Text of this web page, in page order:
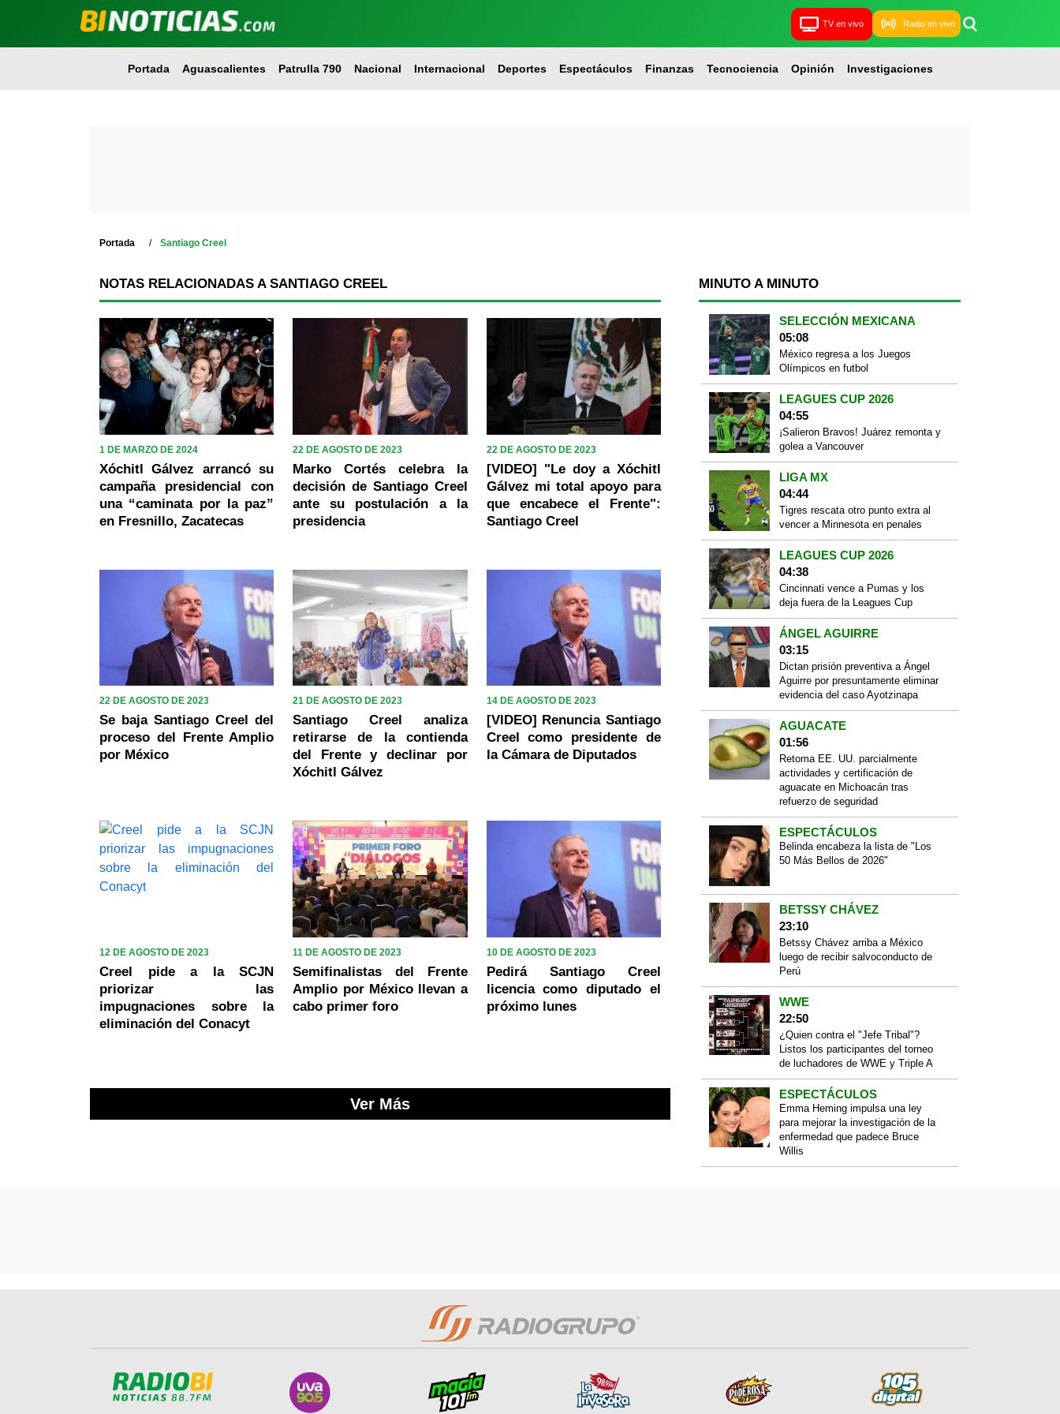
TV en vivo Radio en vivo
Portada Aguascalientes Patrulla 790 Nacional Internacional Deportes Espectáculos Finanzas Tecnociencia Opinión Investigaciones
Portada Santiago Creel
NOTAS RELACIONADAS A SANTIAGO CREEL
1 DE MARZO DE 2024
Xóchitl Gálvez arrancó su
campaña presidencial con
una “caminata por la paz”
en Fresnillo, Zacatecas
22 DE AGOSTO DE 2023
Marko Cortés celebra la
decisión de Santiago Creel
ante su postulación a la
presidencia
22 DE AGOSTO DE 2023
[VIDEO] "Le doy a Xóchitl
Gálvez mi total apoyo para
que encabece el Frente":
Santiago Creel
22 DE AGOSTO DE 2023
Se baja Santiago Creel del
proceso del Frente Amplio
por México
21 DE AGOSTO DE 2023
Santiago Creel analiza
retirarse de la contienda
del Frente y declinar por
Xóchitl Gálvez
14 DE AGOSTO DE 2023
[VIDEO] Renuncia Santiago
Creel como presidente de
la Cámara de Diputados
12 DE AGOSTO DE 2023
Creel pide a la SCJN
priorizar las
impugnaciones sobre la
eliminación del Conacyt
11 DE AGOSTO DE 2023
Semifinalistas del Frente
Amplio por México llevan a
cabo primer foro
10 DE AGOSTO DE 2023
Pedirá Santiago Creel
licencia como diputado el
próximo lunes
Ver Más
MINUTO A MINUTO
SELECCIÓN MEXICANA
05:08
México regresa a los Juegos
Olímpicos en futbol
LEAGUES CUP 2026
04:55
¡Salieron Bravos! Juárez remonta y
golea a Vancouver
LIGA MX
04:44
Tigres rescata otro punto extra al
vencer a Minnesota en penales
LEAGUES CUP 2026
04:38
Cincinnati vence a Pumas y los
deja fuera de la Leagues Cup
ÁNGEL AGUIRRE
03:15
Dictan prisión preventiva a Ángel
Aguirre por presuntamente eliminar
evidencia del caso Ayotzinapa
AGUACATE
01:56
Retoma EE. UU. parcialmente
actividades y certificación de
aguacate en Michoacán tras
refuerzo de seguridad
ESPECTÁCULOS
Belinda encabeza la lista de "Los
50 Más Bellos de 2026"
BETSSY CHÁVEZ
23:10
Betssy Chávez arriba a México
luego de recibir salvoconducto de
Perú
WWE
22:50
¿Quien contra el "Jefe Tribal"?
Listos los participantes del torneo
de luchadores de WWE y Triple A
ESPECTÁCULOS
Emma Heming impulsa una ley
para mejorar la investigación de la
enfermedad que padece Bruce
Willis